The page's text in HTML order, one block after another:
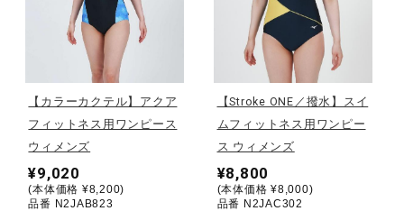
トレーニング
野球
【カラーカクテル】アクア
フィットネス用ワンピース
ウィメンズ
¥9,020
(本体価格 ¥8,200)
品番 N2JAB823
【Stroke ONE／撥水】スイ
ムフィットネス用ワンピー
ス ウィメンズ
¥8,800
(本体価格 ¥8,000)
品番 N2JAC302